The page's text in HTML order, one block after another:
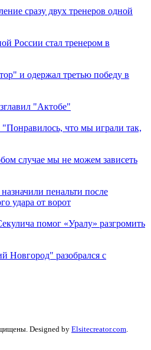
сразу двух тренеров одной
России стал тренером в
и одержал третью победу в
"Актобе"
"Понравилось, что мы играли так,
случае мы не можем зависеть
пенальти после
удара от ворот
помог «Уралу» разгромить
разобрался с
Designed by Elsitecreator.com